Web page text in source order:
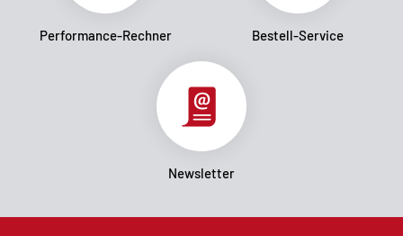
Performance-Rechner Bestell-Service
Newsletter